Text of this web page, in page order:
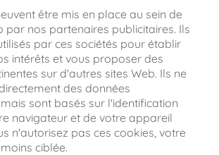
être mis en place au sein de
par nos partenaires publicitaires. Ils
par ces sociétés pour établir
intérêts et vous proposer des
sur d'autres sites Web. Ils ne
des données
sont basés sur l'identification
navigateur et de votre appareil
n'autorisez pas ces cookies, votre
ciblée.